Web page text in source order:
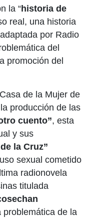
la “historia de
real, una historia
por Radio
del
promoción del
de la Mujer de
producción de las
cuento”, esta
y sus
la Cruz”
sexual cometido
radionovela
titulada
problemática de la